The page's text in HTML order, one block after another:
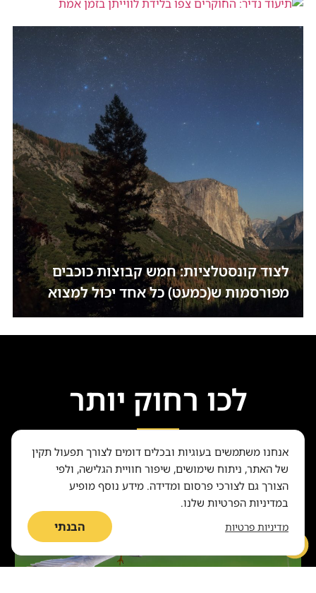
לצוד קונסטלציות: חמש קבוצות כוכבים
מפורסמות ש(כמעט) כל אחד יכול למצוא
לכו רחוק יותר
בעלי חיים
אנחנו משתמשים בעוגיות ובכלים דומים לצורך תפעול תקין
של האתר, ניתוח שימושים, שיפור חוויית הגלישה, ולפי
הצורך גם לצורכי פרסום ומדידה. מידע נוסף מופיע
במדיניות הפרטיות שלנו.
מדיניות פרטיות הבנתי